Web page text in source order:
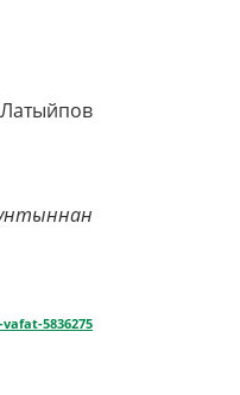
5836275